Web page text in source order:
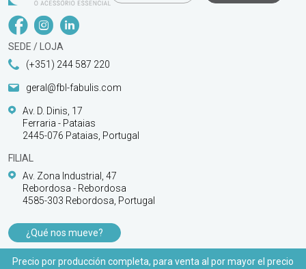
SEDE / LOJA
(+351) 244 587 220
geral@fbl-fabulis.com
Av. D. Dinis, 17
Ferraria - Pataias
2445-076 Pataias, Portugal
FILIAL
Av. Zona Industrial, 47
Rebordosa - Rebordosa
4585-303 Rebordosa, Portugal
¿Qué nos mueve?
PRODUCTOS
Precio por producción completa, para venta al por mayor el precio